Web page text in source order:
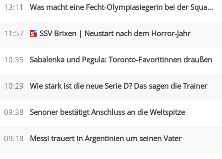
13:11 Was macht eine Fecht-Olympiasiegerin bei der Squadra Azzurra?
11:57 SSV Brixen | Neustart nach dem Horror-Jahr
10:35 Sabalenka und Pegula: Toronto-Favoritinnen draußen
10:29 Wie stark ist die neue Serie D? Das sagen die Trainer
09:38 Senoner bestätigt Anschluss an die Weltspitze
09:18 Messi trauert in Argentinien um seinen Vater